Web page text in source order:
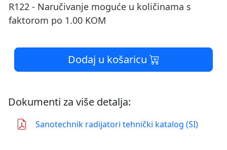
R122 - Naručivanje moguće u količinama s
faktorom po 1.00 KOM
Dodaj u košaricu
Dokumenti za više detalja:
Sanotechnik radijatori tehnički katalog (SI)